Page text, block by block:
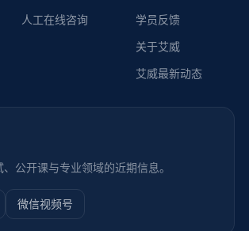
人工在线咨询
学员反馈
关于艾威
艾威最新动态
公开课与专业领域的近期信息。
微信视频号